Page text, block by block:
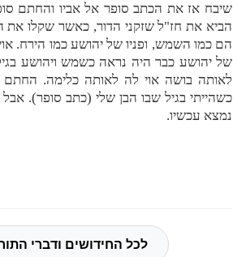
שיבח אז את הכתב סופר אל אביו והחתם
הביא את חז"ל שזקני הדור, כאשר שקלו
הם כמו השמש, ופניו של יהושע כמו הירח.
של יהושע כבר היה נראה כשמש ויהושע
לאותה בושה אוי לה לאותה כלימה. החתם
כשהייתי בגיל שבו הבן שלי (כתב סופר).
נמצא עכשיו.
לכל החידושים ודברי